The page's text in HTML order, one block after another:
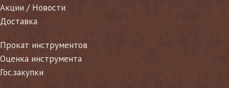
Акции / Новости
Доставка
Прокат инструментов
Оценка инструмента
Гос.закупки